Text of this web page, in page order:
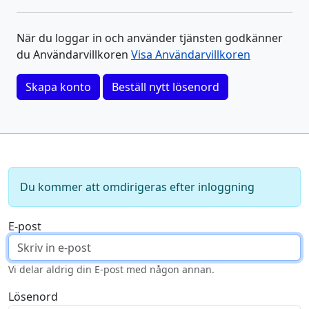
När du loggar in och använder tjänsten godkänner
du Användarvillkoren Visa Användarvillkoren
Skapa konto Beställ nytt lösenord
Du kommer att omdirigeras efter inloggning
E-post
Vi delar aldrig din E-post med någon annan.
Lösenord